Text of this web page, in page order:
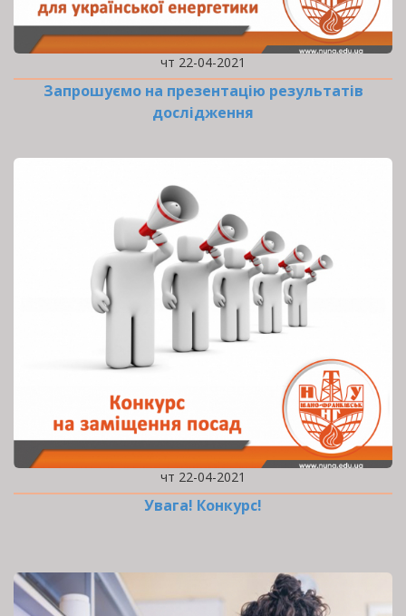
чт 22-04-2021
Запрошуємо на презентацію результатів
дослідження
чт 22-04-2021
Увага! Конкурс!